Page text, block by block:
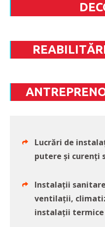
Lucrări de
putere și curenți
Instalații
ventilații,
instalații termice